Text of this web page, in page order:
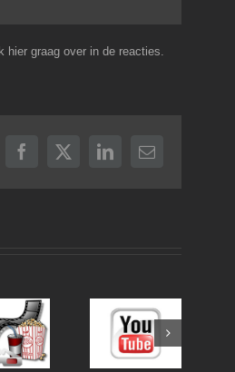
hier graag over in de reacties.
Facebook
X LinkedIn
E-
Boxarr